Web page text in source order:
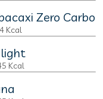
Zero Carbo
4 Kcal
light
Kcal